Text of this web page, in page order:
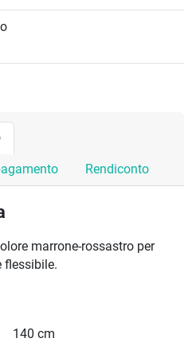
Rendiconto
marrone-rossastro per
flessibile.
140 cm